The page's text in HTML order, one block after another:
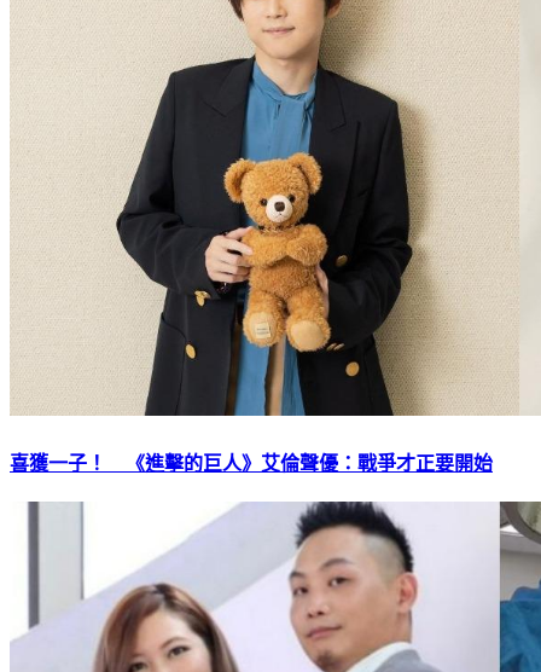
喜獲一子！ 《進擊的巨人》艾倫聲優：戰爭才正要開始